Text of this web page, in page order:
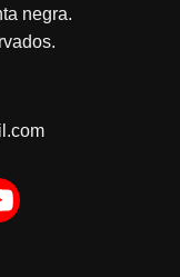
negra.